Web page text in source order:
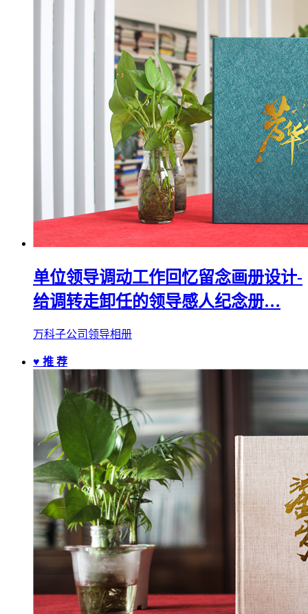
单位领导调动工作回忆留念画册设计-
给调转走卸任的领导感人纪念册…
万科子公司领导相册
♥ 推 荐